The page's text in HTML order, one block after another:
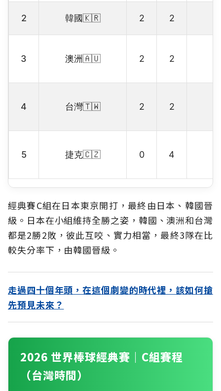
2 韓國🇰🇷 2 2
3 澳洲🇦🇺 2 2
4 台灣🇹🇼 2 2
5 捷克🇨🇿 0 4
經典賽C組在日本東京開打，最終由日本、韓國晉
級。日本在小組維持全勝之姿，韓國、澳洲和台灣
都是2勝2敗，彼此互咬、實力相當，最終3隊在比
較失分率下，由韓國晉級。
走過四十個年頭，在這個劇變的時代裡，該如何搶
先預見未來？
2026 世界棒球經典賽｜C組賽程
（台灣時間）